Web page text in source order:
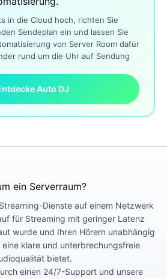
in die Cloud hoch, richten Sie
Sendeplan ein und lassen Sie
von Server Room dafür
rund um die Uhr auf Sendung
Auto DJ
ein Serverraum?
Dienste auf einem Netzwerk
für Streaming mit geringer Latenz
wurde und Ihren Hörern unabhängig
klare und unterbrechungsfreie
bietet.
einen 24/7-Support und unsere